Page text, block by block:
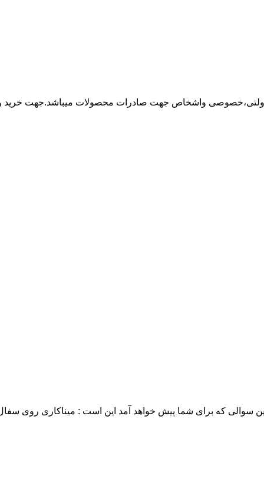
دولتی،خصوصی واشخاص جهت صادرات محصولات میباشد.جهت خرید
سوالی که برای شما پیش خواهد آمد این است : میناکاری روی